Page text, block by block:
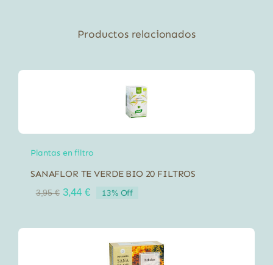
Productos relacionados
Plantas en filtro
SANAFLOR TE VERDE BIO 20 FILTROS
3,95€ El
era:
3,44 €El
es:
3,44 €.
13% Off